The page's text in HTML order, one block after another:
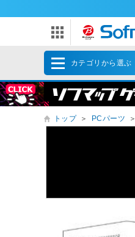
カテゴリから選ぶ
トップ ＞ PCパーツ ＞